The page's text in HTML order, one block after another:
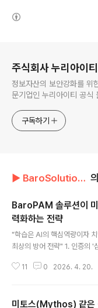
주식회사 누리아이티
정보자산의 보안강화를
문기업인 누리아이티 공식
구독하기
▶ BaroSolution/기술문서
BaroPAM 솔루션이
력화하는 전략
"학습은 AI의 핵심역량이자
최상의 방어 전략" 1. 인증의
취약점을 찾아내더라도, 결국
이는 공격자가 애플리케이션
11 0 2026. 4. 20.
미토스(Mythos) 같은